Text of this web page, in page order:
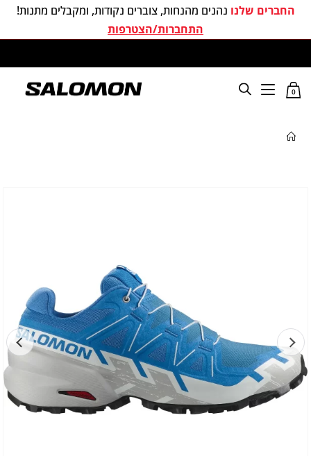
החברים שלנו נהנים מהנחות, צוברים נקודות, ומקבלים מתנות!
התחברות/הצטרפות
0